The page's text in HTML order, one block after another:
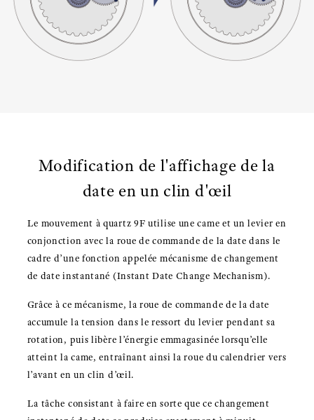
Modification de l'affichage de la
date en un clin d'œil
Le mouvement à quartz 9F utilise une came et un levier en
conjonction avec la roue de commande de la date dans le
cadre d’une fonction appelée mécanisme de changement
de date instantané (Instant Date Change Mechanism).
Grâce à ce mécanisme, la roue de commande de la date
accumule la tension dans le ressort du levier pendant sa
rotation, puis libère l’énergie emmagasinée lorsqu’elle
atteint la came, entraînant ainsi la roue du calendrier vers
l’avant en un clin d’œil.
La tâche consistant à faire en sorte que ce changement